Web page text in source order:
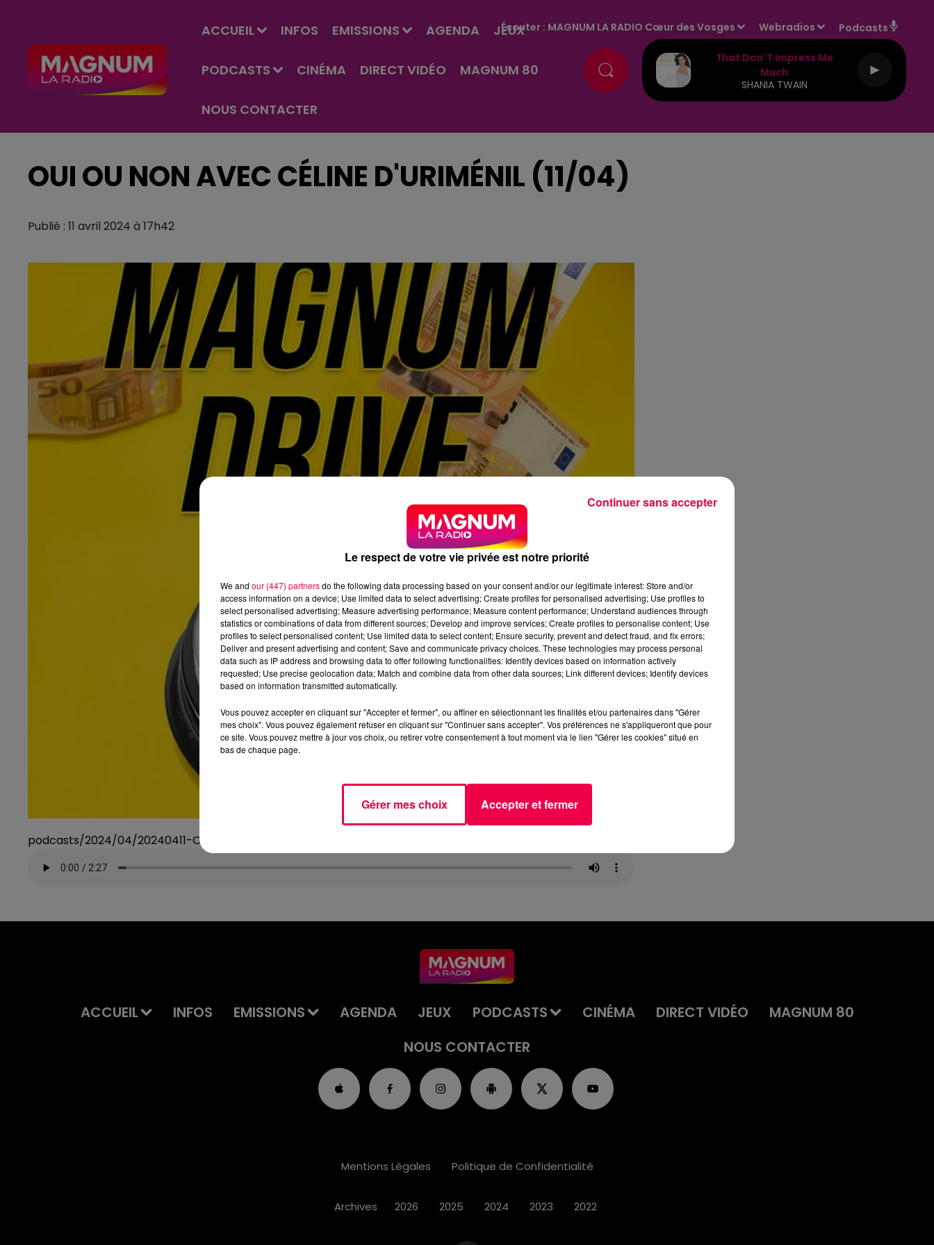
ACCUEIL INFOS EMISSIONS AGENDA JEUX
PODCASTS CINÉMA DIRECT VIDÉO MAGNUM 80
NOUS CONTACTER
Écouter : MAGNUM LA RADIO Cœur des Vosges Webradios Podcasts
That Don´t Impress Me
Much
SHANIA TWAIN
OUI OU NON AVEC CÉLINE D'URIMÉNIL (11/04)
Publié : 11 avril 2024 à 17h42
podcasts/2024/04/20240411-OUI-OU-NON.mp3
ACCUEIL INFOS EMISSIONS AGENDA JEUX PODCASTS CINÉMA DIRECT VIDÉO
MAGNUM 80
NOUS CONTACTER
Mentions Légales Politique de Confidentialité
Archives 2026 2025 2024 2023 2022
Le respect de votre vie privée est notre priorité
We and our (447) partnersdo the following data processing based on your consent and/or our legitimate interest: Store and/or
access information on a device; Use limited data to select advertising; Create profiles for personalised advertising; Use profiles to
select personalised advertising; Measure advertising performance; Measure content performance; Understand audiences through
statistics or combinations of data from different sources; Develop and improve services; Create profiles to personalise content; Use
profiles to select personalised content; Use limited data to select content; Ensure security, prevent and detect fraud, and fix errors;
Deliver and present advertising and content; Save and communicate privacy choices. These technologies may process personal
data such as IP address and browsing data to offer following functionalities: Identify devices based on information actively
requested; Use precise geolocation data; Match and combine data from other data sources; Link different devices; Identify devices
based on information transmitted automatically.
Vous pouvez accepter en cliquant sur "Accepter et fermer", ou affiner en sélectionnant les finalités et/ou partenaires dans "Gérer
mes choix". Vous pouvez également refuser en cliquant sur "Continuer sans accepter". Vos préférences ne s'appliqueront que pour
ce site. Vous pouvez mettre à jour vos choix, ou retirer votre consentement à tout moment via le lien "Gérer les cookies" situé en
bas de chaque page.
Gérer mes choix Accepter et fermer
Continuer sans accepter